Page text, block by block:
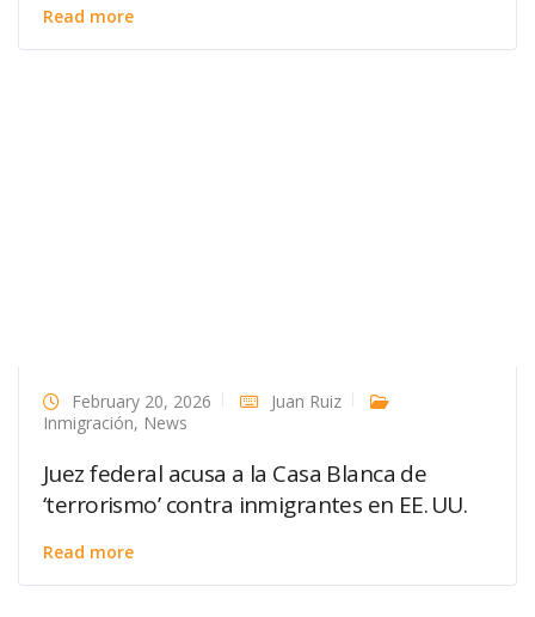
Read more
February 20, 2026
Juan Ruiz
Inmigración, News
Juez federal acusa a la Casa Blanca de
‘terrorismo’ contra inmigrantes en EE. UU.
Read more